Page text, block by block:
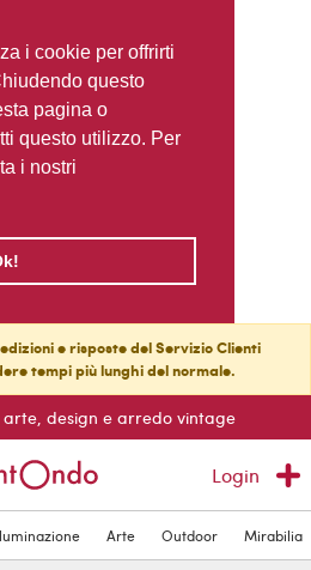
i cookie per offrirti
questo
pagina o
questo utilizzo. Per
i nostri
e risposte del Servizio Clienti
tempi più lunghi del normale.
arte, design e arredo vintage
Login
Arte Outdoor Mirabilia